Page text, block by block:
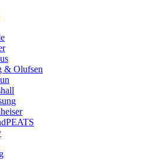
& Olufsen